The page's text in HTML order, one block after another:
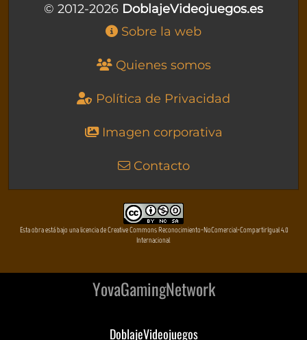
© 2012-2026 DoblajeVideojuegos.es
Sobre la web
Quienes somos
Política de Privacidad
Imagen corporativa
Contacto
Esta obra está bajo una licencia de Creative Commons Reconocimiento-NoComercial-CompartirIgual 4.0
Internacional
YovaGamingNetwork
DoblajeVideojuegos